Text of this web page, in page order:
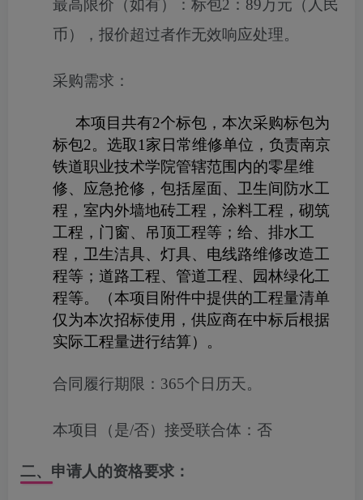
最高限价（如有）： 标包2：89万元（人民
币），报价超过者作无效响应处理。
采购需求：
本项 目共有2个标包，本次采购标包为
标包2。选取1家日常维修单位，负责南京
铁道职业技术学院管辖范围内的零星维
修、应急抢修，包括屋面、卫生间防水工
程，室内外墙地砖工程，涂料工程，砌筑
工程，门窗、吊顶工程等；给、排水工
程，卫生洁具、灯具、电线路维修改造工
程等；道路工程、管道工程、园林绿化工
程等。（本项目附件中提供的工程量清单
仅为本次招标使用，供应商在中标后根据
实际工程量进行结算）。
合同履行期限： 365个日历天。
本项目（是/否）接受联合体： 否
二、申请人的资格要求：